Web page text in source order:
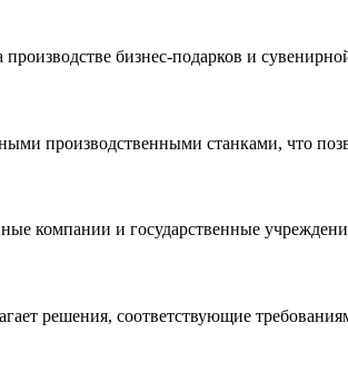
бизнес-подарков и
производственными станками, что
компании и государственные
решения, соответствующие